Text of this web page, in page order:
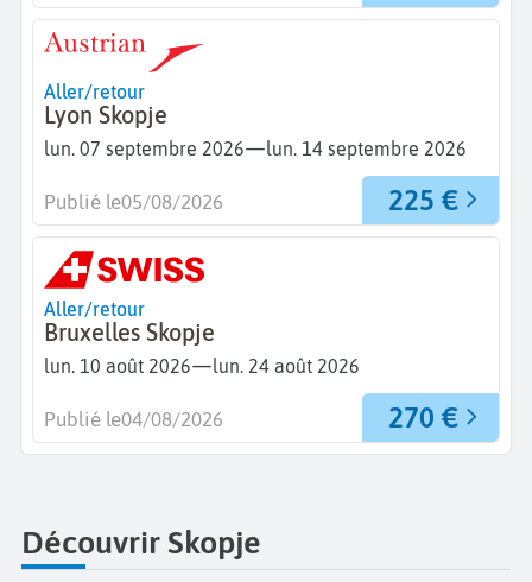
Aller/retour
Lyon Skopje
lun. 07 septembre 2026—lun. 14 septembre 2026
225 €
Publié le05/08/2026
Aller/retour
Bruxelles Skopje
lun. 10 août 2026—lun. 24 août 2026
270 €
Publié le04/08/2026
Découvrir Skopje